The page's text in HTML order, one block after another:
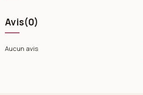
Avis(0)
Aucun avis